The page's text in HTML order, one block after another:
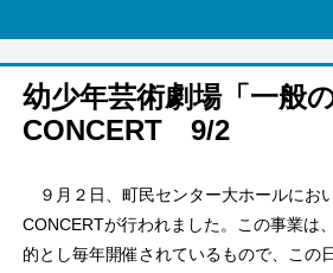
幼少年芸術劇場「一般
CONCERT 9/2
９月２日、町民センター大ホールにお
CONCERTが行われました。この事業は
的とし毎年開催されているもので、この